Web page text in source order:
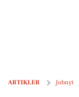
ARTIKLER Jobnyt
Alsidig medarbejder